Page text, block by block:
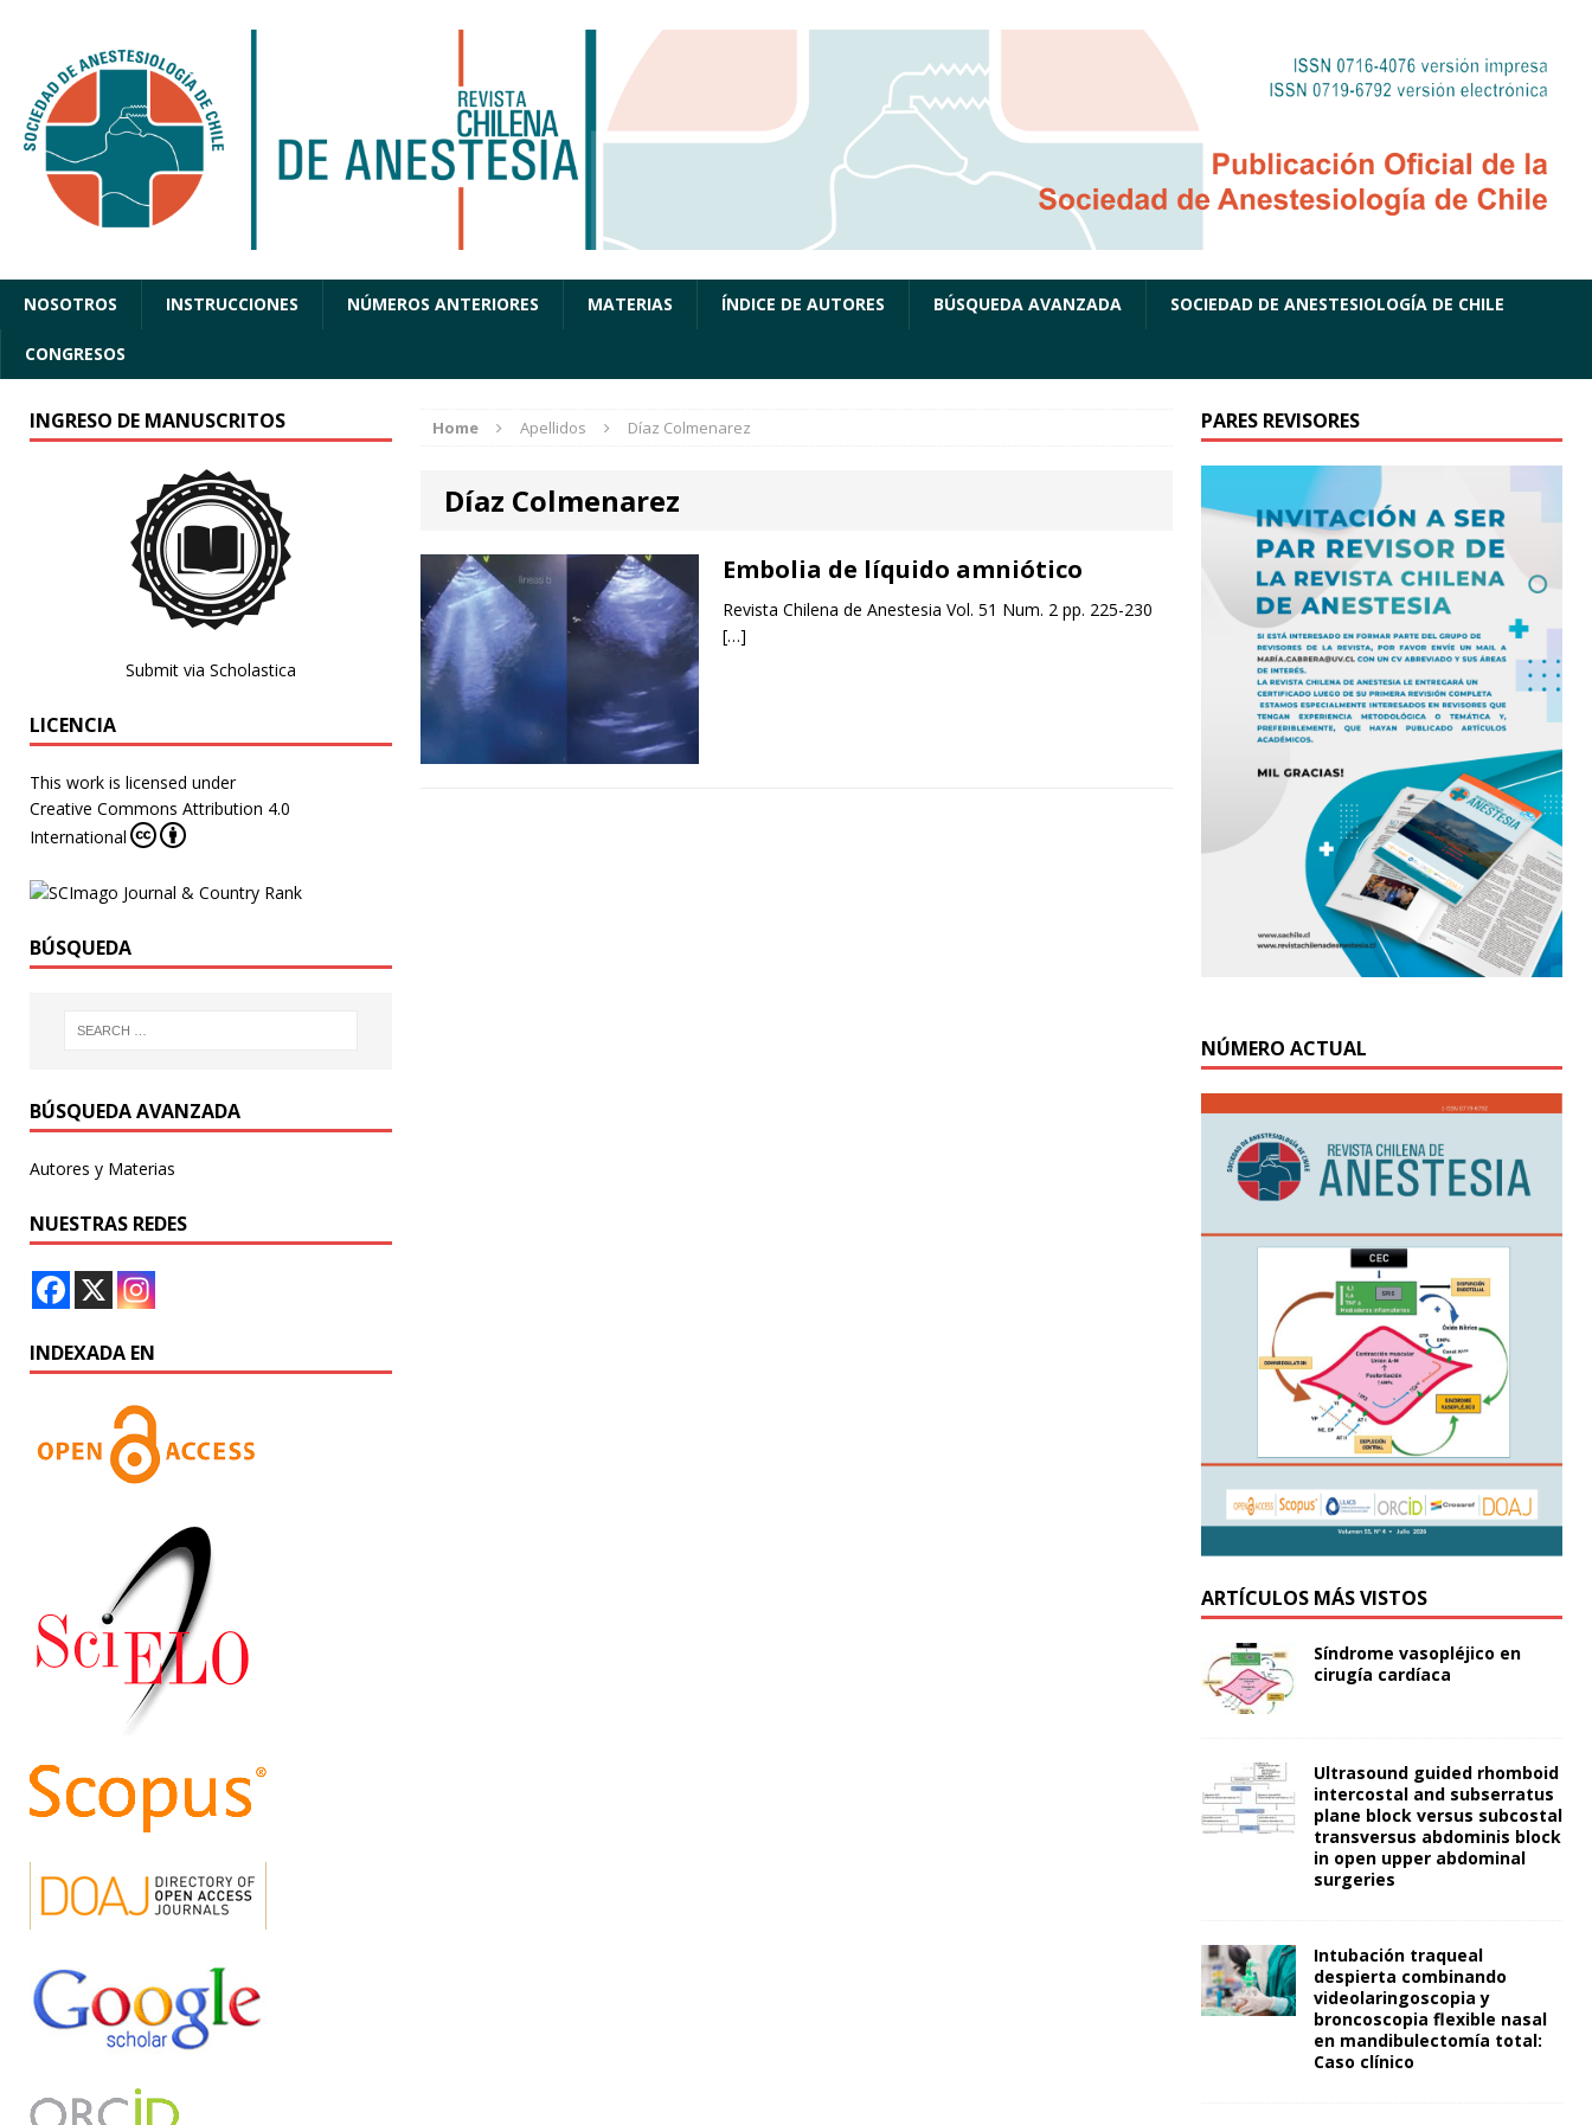
NOSOTROS INSTRUCCIONES NÚMEROS ANTERIORES MATERIAS ÍNDICE DE AUTORES BÚSQUEDA AVANZADA SOCIEDAD DE ANESTESIOLOGÍA DE CHILE
CONGRESOS
Home Apellidos Díaz Colmenarez
Díaz Colmenarez
Embolia de líquido amniótico
Revista Chilena de Anestesia Vol. 51 Num. 2 pp. 225-230
[…]
INGRESO DE MANUSCRITOS
Submit via Scholastica
LICENCIA
This work is licensed under
Creative Commons Attribution 4.0
International
BÚSQUEDA
BÚSQUEDA AVANZADA
Autores y Materias
NUESTRAS REDES
INDEXADA EN
PARES REVISORES
NÚMERO ACTUAL
ARTÍCULOS MÁS VISTOS
Síndrome vasopléjico en
cirugía cardíaca
Ultrasound guided rhomboid
intercostal and subserratus
plane block versus subcostal
transversus abdominis block
in open upper abdominal
surgeries
Intubación traqueal
despierta combinando
videolaringoscopia y
broncoscopia flexible nasal
en mandibulectomía total:
Caso clínico